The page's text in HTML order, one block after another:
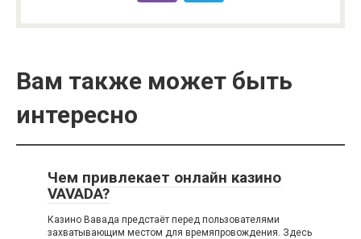
Вам также может быть
интересно
Чем привлекает онлайн казино
VAVADA?
Казино Вавада предстаёт перед пользователями
захватывающим местом для времяпровождения. Здесь